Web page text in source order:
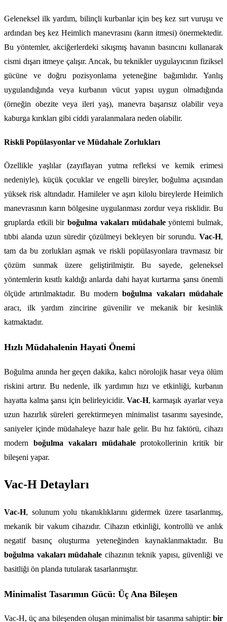
Geleneksel ilk yardım, bilinçli kurbanlar için beş kez sırt vuruşu ve
ardından beş kez Heimlich manevrasını (karın itmesi) önermektedir.
Bu yöntemler, akciğerlerdeki sıkışmış havanın basıncını kullanarak
cismi dışarı itmeye çalışır. Ancak, bu teknikler uygulayıcının fiziksel
gücüne ve doğru pozisyonlama yeteneğine bağımlıdır. Yanlış
uygulandığında veya kurbanın vücut yapısı uygun olmadığında
(örneğin obezite veya ileri yaş), manevra başarısız olabilir veya
kaburga kırıkları gibi ciddi yaralanmalara neden olabilir.
Riskli Popülasyonlar ve Müdahale Zorlukları
Özellikle yaşlılar (zayıflayan yutma refleksi ve kemik erimesi
nedeniyle), küçük çocuklar ve engelli bireyler, boğulma açısından
yüksek risk altındadır. Hamileler ve aşırı kilolu bireylerde Heimlich
manevrasının karın bölgesine uygulanması zordur veya risklidir. Bu
gruplarda etkili bir boğulma vakaları müdahale yöntemi bulmak,
tıbbi alanda uzun süredir çözülmeyi bekleyen bir sorundu. Vac-H,
tam da bu zorlukları aşmak ve riskli popülasyonlara travmasız bir
çözüm sunmak üzere geliştirilmiştir. Bu sayede, geleneksel
yöntemlerin kısıtlı kaldığı anlarda dahi hayat kurtarma şansı önemli
ölçüde artırılmaktadır. Bu modern boğulma vakaları müdahale
aracı, ilk yardım zincirine güvenilir ve mekanik bir kesinlik
katmaktadır.
Hızlı Müdahalenin Hayati Önemi
Boğulma anında her geçen dakika, kalıcı nörolojik hasar veya ölüm
riskini artırır. Bu nedenle, ilk yardımın hızı ve etkinliği, kurbanın
hayatta kalma şansı için belirleyicidir. Vac-H, karmaşık ayarlar veya
uzun hazırlık süreleri gerektirmeyen minimalist tasarımı sayesinde,
saniyeler içinde müdahaleye hazır hale gelir. Bu hız faktörü, cihazı
modern boğulma vakaları müdahale protokollerinin kritik bir
bileşeni yapar.
Vac-H Detayları
Vac-H, solunum yolu tıkanıklıklarını gidermek üzere tasarlanmış,
mekanik bir vakum cihazıdır. Cihazın etkinliği, kontrollü ve anlık
boğulma vakaları müdahale cihazının teknik yapısı, güvenliği ve
basitliği ön planda tutularak tasarlanmıştır.
Minimalist Tasarımın Gücü: Üç Ana Bileşen
Vac-H, üç ana bileşenden oluşan minimalist bir tasarıma sahiptir: bir